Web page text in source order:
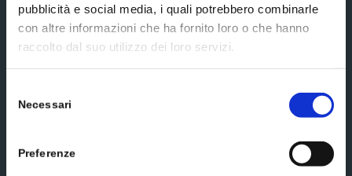
pubblicità e social media, i quali potrebbero combinarle
con altre informazioni che ha fornito loro o che hanno
raccolto dal suo utilizzo dei loro servizi.
delNecessari
Preferenze